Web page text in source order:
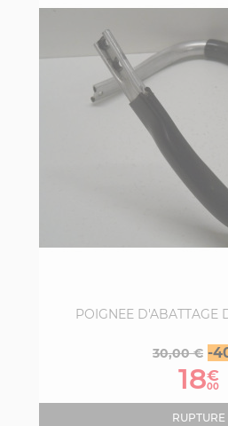
POIGNEE D'ABATTAGE
Prix
base
30,00 € -
18€
00
RUPTURE